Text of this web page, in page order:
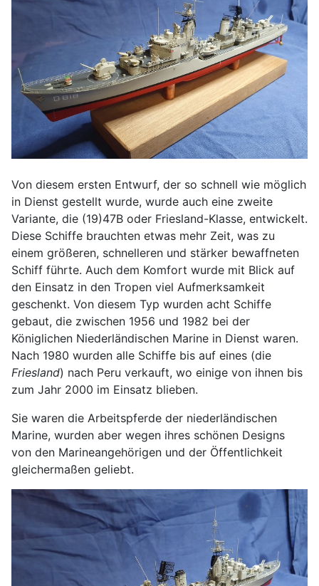
Von diesem ersten Entwurf, der so schnell wie möglich
in Dienst gestellt wurde, wurde auch eine zweite
Variante, die (19)47B oder Friesland-Klasse, entwickelt.
Diese Schiffe brauchten etwas mehr Zeit, was zu
einem größeren, schnelleren und stärker bewaffneten
Schiff führte. Auch dem Komfort wurde mit Blick auf
den Einsatz in den Tropen viel Aufmerksamkeit
geschenkt. Von diesem Typ wurden acht Schiffe
gebaut, die zwischen 1956 und 1982 bei der
Königlichen Niederländischen Marine in Dienst waren.
Nach 1980 wurden alle Schiffe bis auf eines (die
Friesland) nach Peru verkauft, wo einige von ihnen bis
zum Jahr 2000 im Einsatz blieben.
Sie waren die Arbeitspferde der niederländischen
Marine, wurden aber wegen ihres schönen Designs
von den Marineangehörigen und der Öffentlichkeit
gleichermaßen geliebt.